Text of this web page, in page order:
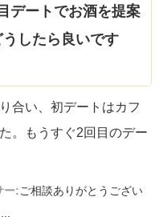
デートでお酒を提案
したら良いです
合い、初デートはカフ
。もうすぐ2回目のデー
ー:ご相談ありがとうござい